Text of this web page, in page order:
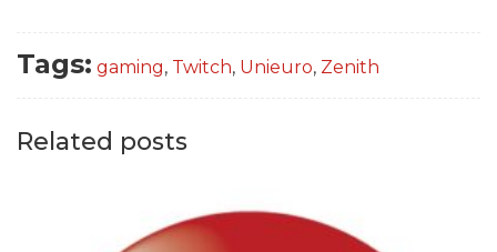
Tags: gaming, Twitch, Unieuro, Zenith
Related posts